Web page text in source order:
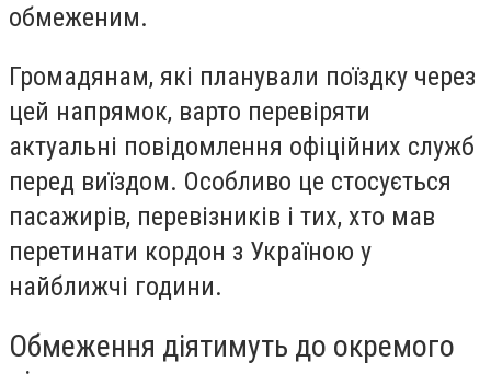
обмеженим.
Громадянам, які планували поїздку через
цей напрямок, варто перевіряти
актуальні повідомлення офіційних служб
перед виїздом. Особливо це стосується
пасажирів, перевізників і тих, хто мав
перетинати кордон з Україною у
найближчі години.
Обмеження діятимуть до окремого